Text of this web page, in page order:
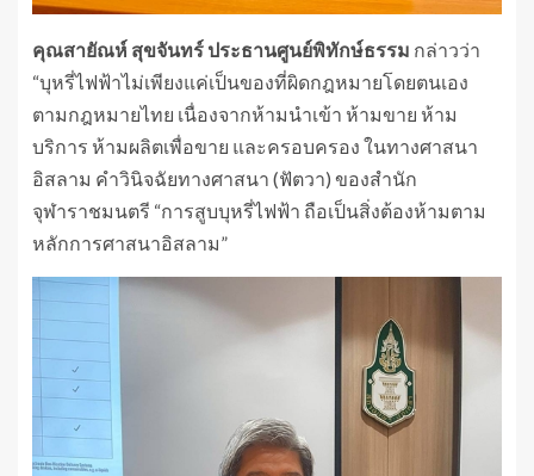
คุณสายัณห์ สุขจันทร์ ประธานศูนย์พิทักษ์ธรรม กล่าวว่า
“บุหรี่ไฟฟ้าไม่เพียงแค่เป็นของที่ผิดกฎหมายโดยตนเอง
ตามกฎหมายไทย เนื่องจากห้ามนำเข้า ห้ามขาย ห้าม
บริการ ห้ามผลิตเพื่อขาย และครอบครอง ในทางศาสนา
อิสลาม คำวินิจฉัยทางศาสนา (ฟัตวา) ของสำนัก
จุฬาราชมนตรี “การสูบบุหรี่ไฟฟ้า ถือเป็นสิ่งต้องห้ามตาม
หลักการศาสนาอิสลาม”